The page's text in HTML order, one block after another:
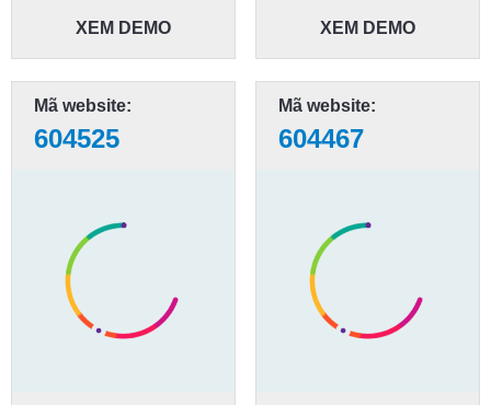
XEM DEMO XEM DEMO
Mã website:
604525
Mã website:
604467